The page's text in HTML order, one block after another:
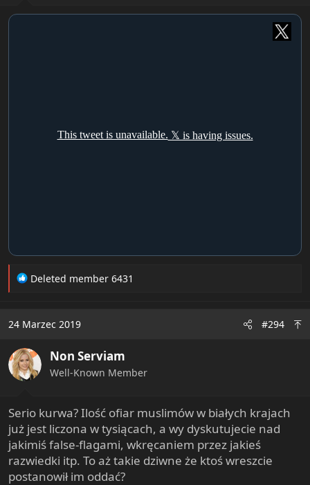
R
t
o
n
s
Deleted member 6431
24 Marzec 2019 #294
Non Serviam
Well-Known Member
Serio kurwa? Ilość ofiar muslimów w białych krajach
już jest liczona w tysiącach, a wy dyskutujecie nad
jakimiś false-flagami, wkręcaniem przez jakieś
razwiedki itp. To aż takie dziwne że ktoś wreszcie
postanowił im oddać?